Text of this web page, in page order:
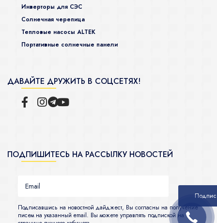
Инверторы для СЭС
Солнечная черепица
Тепловые насосы ALTEK
Портативные солнечные панели
ДАВАЙТЕ ДРУЖИТЬ В СОЦСЕТЯХ!
ПОДПИШИТЕСЬ НА РАССЫЛКУ НОВОСТЕЙ
Подписавшись на новостной дайджест, Вы согласны на получение
писем на указанный email. Вы можете управлять подпиской на